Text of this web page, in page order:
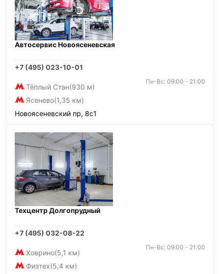
Автосервис Новоясеневская
+7 (495) 023-10-01
Тёплый Стан(930 м)
Ясенево(1,35 км)
Пн-Вс: 09:00 - 21:00
Новоясеневский пр, 8с1
Техцентр Долгопрудный
+7 (495) 032-08-22
Ховрино(5,1 км)
Физтех(5,4 км)
Пн-Вс: 09:00 - 21:00